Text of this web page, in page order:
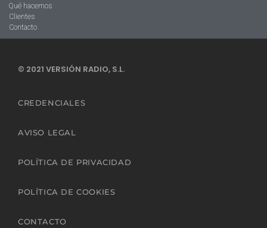
Qué hacemos
Clientes
Contacto
© 2021 VERSIÓN RADIO, S.L.
CREDENCIALES
AVISO LEGAL
POLÍTICA DE PRIVACIDAD
POLÍTICA DE COOKIES
CONTACTO